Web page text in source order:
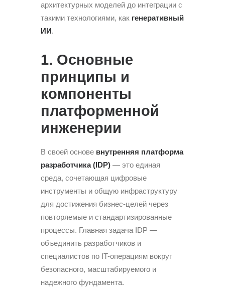
архитектурных моделей до интеграции с
такими технологиями, как генеративный
ИИ.
1. Основные
принципы и
компоненты
платформенной
инженерии
В своей основе внутренняя платформа
разработчика (IDP) — это единая
среда, сочетающая цифровые
инструменты и общую инфраструктуру
для достижения бизнес-целей через
повторяемые и стандартизированные
процессы. Главная задача IDP —
объединить разработчиков и
специалистов по IT-операциям вокруг
безопасного, масштабируемого и
надежного фундамента.